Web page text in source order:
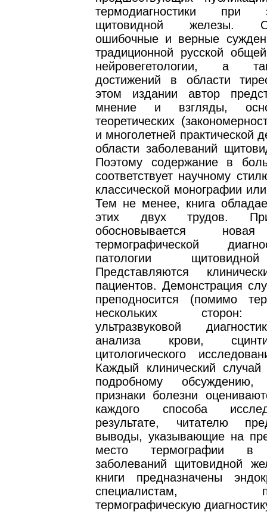
термодиагностики при
щитовидной железы.
ошибочные и верные
традиционной русской
нейровегетологии, а
достижений в области
этом издании автор
мнение и взгляды,
теоретических
и многолетней практической
области заболеваний
Поэтому содержание в
соответствует научному
классической монографии
Тем не менее, книга
этих двух трудов.
обосновывается
термографической
патологии
Представляются
пациентов. Демонстрация
преподносится (помимо
нескольких сторон:
ультразвуковой
анализа крови,
цитологического
Каждый клинический случай
подробному
признаки болезни
каждого способа
результате, читателю
выводы, указывающие на
место термографии в
заболеваний щитовидной
книги предназначены
специалистам,
термографическую